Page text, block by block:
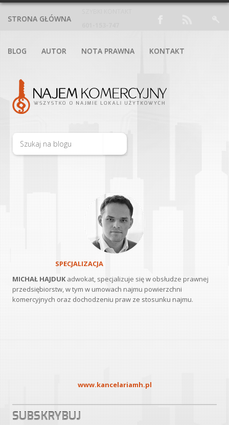
STRONA GŁÓWNA
BLOG AUTOR NOTA PRAWNA KONTAKT
SPECJALIZACJA
MICHAŁ HAJDUKadwokat, specjalizuje się w obsłudze prawnej
przedsiębiorstw, w tym w umowach najmu powierzchni
komercyjnych oraz dochodzeniu praw ze stosunku najmu.
www.kancelariamh.pl
SUBSKRYBUJ